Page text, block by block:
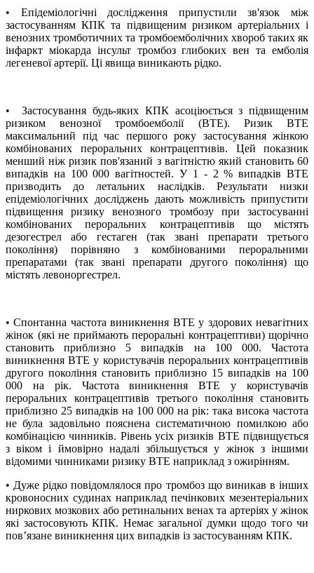
• Епідеміологічні дослідження припустили зв'язок між
застосуванням КПК та підвищеним ризиком артеріальних і
венозних тромботичних та тромбоемболічних хвороб таких як
інфаркт міокарда інсульт тромбоз глибоких вен та емболія
легеневої артерії. Ці явища виникають рідко.
• Застосування будь-яких КПК асоціюється з підвищеним
ризиком венозної тромбоемболії (ВТЕ). Ризик ВТЕ
максимальний під час першого року застосування жінкою
комбінованих пероральних контрацептивів. Цей показник
менший ніж ризик пов'язаний з вагітністю який становить 60
випадків на 100 000 вагітностей. У 1 - 2 % випадків ВТЕ
призводить до летальних наслідків. Результати низки
епідеміологічних досліджень дають можливість припустити
підвищення ризику венозного тромбозу при застосуванні
комбінованих пероральних контрацептивів що містять
дезогестрел або гестаген (так звані препарати третього
покоління) порівняно з комбінованими пероральними
препаратами (так звані препарати другого покоління) що
містять левоноргестрел.
• Спонтанна частота виникнення ВТЕ у здорових невагітних
жінок (які не приймають пероральні контрацептиви) щорічно
становить приблизно 5 випадків на 100 000. Частота
виникнення ВТЕ у користувачів пероральних контрацептивів
другого покоління становить приблизно 15 випадків на 100
000 на рік. Частота виникнення ВТЕ у користувачів
пероральних контрацептивів третього покоління становить
приблизно 25 випадків на 100 000 на рік: така висока частота
не була задовільно пояснена систематичною помилкою або
комбінацією чинників. Рівень усіх ризиків ВТЕ підвищується
з віком і ймовірно надалі збільшується у жінок з іншими
відомими чинниками ризику ВТЕ наприклад з ожирінням.
• Дуже рідко повідомлялося про тромбоз що виникав в інших
кровоносних судинах наприклад печінкових мезентеріальних
ниркових мозкових або ретинальних венах та артеріях у жінок
які застосовують КПК. Немає загальної думки щодо того чи
пов’язане виникнення цих випадків із застосуванням КПК.